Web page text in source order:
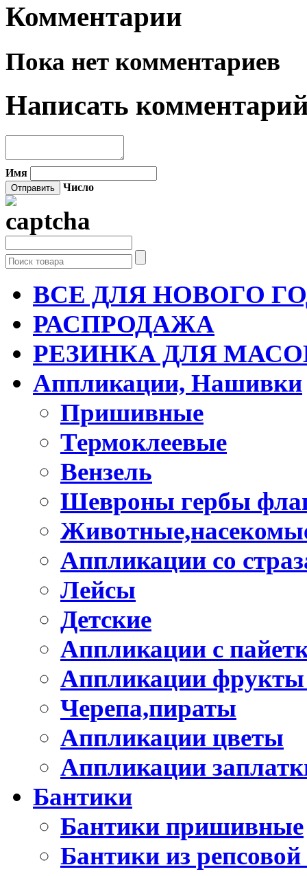
Комментарии
Пока нет комментариев
Написать
Имя
Число
ВСЕ ДЛЯ НОВОГО
РАСПРОДАЖА
РЕЗИНКА ДЛЯ
Аппликации, Нашивки
Пришивные
Термоклеевые
Вензель
Шевроны гербы
Аппликации со
Лейсы
Детские
Аппликации с
Аппликации
Черепа,пираты
Аппликации цветы
Аппликации
Бантики
Бантики пришивные
Бантики из